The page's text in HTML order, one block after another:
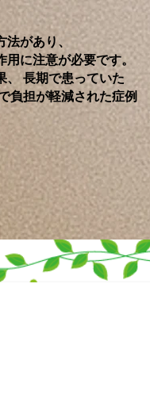
があり、
に注意が必要です。
長期で患っていた
負担が軽減された症例